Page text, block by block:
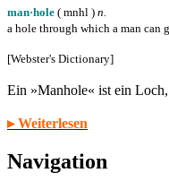
man·hole ( mnhl ) n.
a hole through which a man can
[Webster's Dictionary]
Ein »Manhole« ist ein
▸ Weiterlesen
Navigation